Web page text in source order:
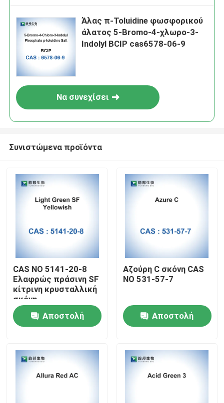
Άλας π-Toluidine φωσφορικού
άλατος 5-Bromo-4-χλωρο-3-
Indolyl BCIP cas6578-06-9
Να συνεχίσει
Συνιστώμενα προϊόντα
CAS NO 5141-20-8
Ελαφρώς πράσινη SF
κίτρινη κρυσταλλική
σκόνη
Αποστολή
Αζούρη C σκόνη CAS
NO 531-57-7
Αποστολή